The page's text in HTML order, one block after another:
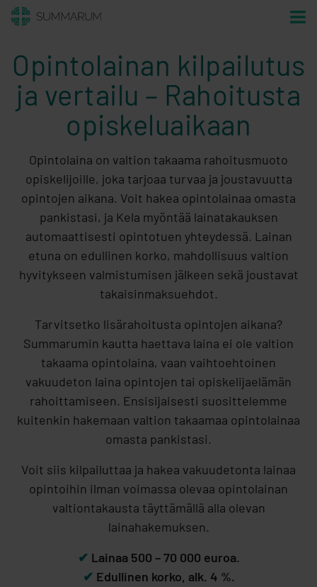
Opintolainan kilpailutus
ja vertailu – Rahoitusta
opiskeluaikaan
Opintolaina on valtion takaama rahoitusmuoto
opiskelijoille, joka tarjoaa turvaa ja joustavuutta
opintojen aikana. Voit hakea opintolainaa omasta
pankistasi, ja Kela myöntää lainatakauksen
automaattisesti opintotuen yhteydessä. Lainan
etuna on edullinen korko, mahdollisuus valtion
hyvitykseen valmistumisen jälkeen sekä joustavat
takaisinmaksuehdot.
Tarvitsetko lisärahoitusta opintojen aikana?
Summarumin kautta haettava laina ei ole valtion
takaama opintolaina, vaan vaihtoehtoinen
vakuudeton laina opintojen tai opiskelijaelämän
rahoittamiseen. Ensisijaisesti suosittelemme
kuitenkin hakemaan valtion takaamaa opintolainaa
omasta pankistasi.
Voit siis kilpailuttaa ja hakea vakuudetonta lainaa
opintoihin ilman voimassa olevaa opintolainan
valtiontakausta täyttämällä alla olevan
lainahakemuksen.
✔ Lainaa 500 – 70 000 euroa.
✔ Edullinen korko, alk. 4 %.